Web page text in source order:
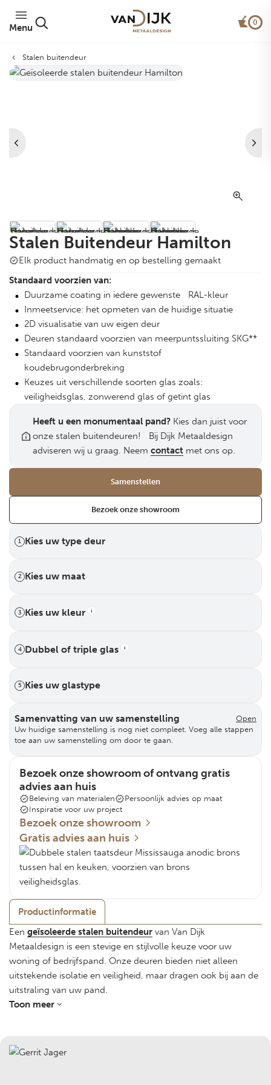
Menu
0
Stalen buitendeur
Stalen Buitendeur Hamilton
Elk product handmatig en op bestelling gemaakt
Standaard voorzien van:
Duurzame coating in iedere gewenste RAL-kleur
Inmeetservice: het opmeten van de huidige situatie
2D visualisatie van uw eigen deur
Deuren standaard voorzien van meerpuntssluiting SKG**
Standaard voorzien van kunststof
koudebrugonderbreking
Keuzes uit verschillende soorten glas zoals:
veiligheidsglas, zonwerend glas of getint glas
Heeft u een monumentaal pand? Kies dan juist voor
onze stalen buitendeuren! Bij Dijk Metaaldesign
adviseren wij u graag. Neem contact met ons op.
Samenstellen
Bezoek onze showroom
1 Kies uw type deur
2 Kies uw maat
3 Kies uw kleur
4 Dubbel of triple glas
5 Kies uw glastype
Samenvatting van uw samenstelling
Open
Uw huidige samenstelling is nog niet compleet. Voeg alle stappen
toe aan uw samenstelling om door te gaan.
Bezoek onze showroom of ontvang gratis
advies aan huis
Beleving van materialen
Persoonlijk advies op maat
Inspiratie voor uw project
Bezoek onze showroom
Gratis advies aan huis
Productinformatie
Een geïsoleerde stalen buitendeur van Van Dijk
Metaaldesign is een stevige en stijlvolle keuze voor uw
woning of bedrijfspand. Onze deuren bieden niet alleen
uitstekende isolatie en veiligheid, maar dragen ook bij aan de
uitstraling van uw pand.
De voordelen van een geïsoleerde stalen buitendeur
koudebrugonderbreking houden onze stalen
Toon meer